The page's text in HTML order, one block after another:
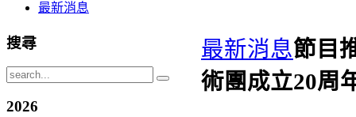
最新消息
最新消息節目
術團成立20周
搜尋
2026